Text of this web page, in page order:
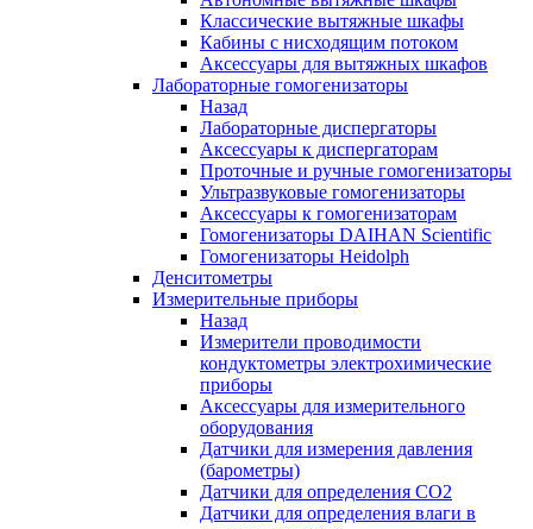
Классические вытяжные шкафы
Кабины с нисходящим потоком
Аксессуары для вытяжных шкафов
Лабораторные гомогенизаторы
Назад
Лабораторные диспергаторы
Аксессуары к диспергаторам
Проточные и ручные гомогенизаторы
Ультразвуковые гомогенизаторы
Аксессуары к гомогенизаторам
Гомогенизаторы DAIHAN Scientific
Гомогенизаторы Heidolph
Денситометры
Измерительные приборы
Назад
Измерители проводимости
кондуктометры электрохимические
приборы
Аксессуары для измерительного
оборудования
Датчики для измерения давления
(барометры)
Датчики для определения CO2
Датчики для определения влаги в